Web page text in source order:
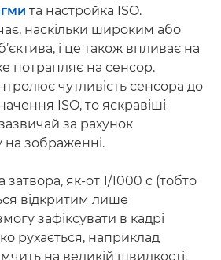
та настройка ISO.
наскільки широким або
і це також впливає на
потрапляє на сенсор.
чутливість сенсора до
ISO, то яскравіші
за рахунок
зображенні.
як-от 1/1000 с (тобто
відкритим лише
зафіксувати в кадрі
рухається, наприклад
на великій швидкості.